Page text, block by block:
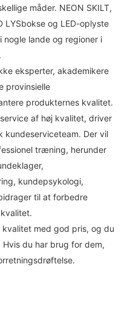
måder. NEON SKILT,
LYSbokse og LED-oplyste
lande og regioner i
eksperter, akademikere
provinsielle
produkternes kvalitet.
af høj kvalitet, driver
kundeserviceteam. Der vil
træning, herunder
kundepsykologi,
til at forbedre
med god pris, og du
du har brug for dem,